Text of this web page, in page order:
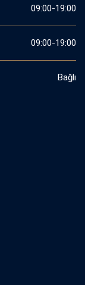
09:00-19:00
09:00-19:00
Bağlı